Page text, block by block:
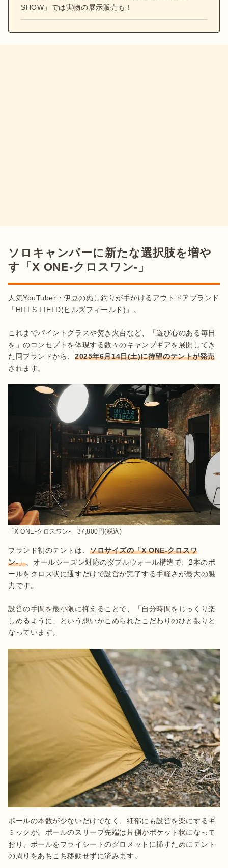
SHOW」では実物の展示販売も！
ソロキャンパーに新たな選択肢を増や
す「X ONE-クロスワン-」
人気YouTuber・伊豆のぬし釣りが手がけるアウトドアブランド
「HILLS FIELD(ヒルズフィールド)」。
これまでパイントグラスや焚き火台など、「遊び心のある毎日
を」のコンセプトを体現する数々のキャンプギアを展開してき
た同ブランドから、2025年6月14日(土)に待望のテントが発売
されます。
「X ONE-クロスワン-」37,800円(税込)
ブランド初のテントは、ソロサイズの「X ONE-クロスワ
ン-」。オールシーズン対応のダブルウォール構造で、2本のポ
ールをクロス状に通すだけで設営が完了する手軽さが最大の魅
力です。
設営の手間を最小限に抑えることで、「自分時間をじっくり楽
しめるように」という想いがこめられたこだわりのひと張りと
なっています。
ポールの本数が少ないだけでなく、細部にも設営を楽にするギ
ミックが。ポールのスリーブ先端は片側がポケット状になって
おり、ポールをフライシートのグロメットに挿すためにテント
の周りをあちこち移動せずに済みます。